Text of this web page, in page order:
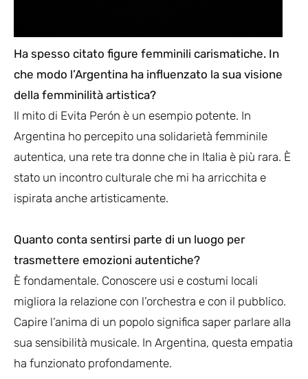
Ha spesso citato figure femminili carismatiche. In
che modo l’Argentina ha influenzato la sua visione
della femminilità artistica?
Il mito di Evita Perón è un esempio potente. In
Argentina ho percepito una solidarietà femminile
autentica, una rete tra donne che in Italia è più rara. È
stato un incontro culturale che mi ha arricchita e
ispirata anche artisticamente.
Quanto conta sentirsi parte di un luogo per
trasmettere emozioni autentiche?
È fondamentale. Conoscere usi e costumi locali
migliora la relazione con l’orchestra e con il pubblico.
Capire l’anima di un popolo significa saper parlare alla
sua sensibilità musicale. In Argentina, questa empatia
ha funzionato profondamente.